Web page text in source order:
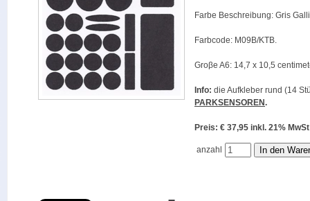
Farbe Beschreibung: Gris
Farbcode: M09B/KTB.
Groβe A6: 14,7 x 10,5
Info: die Aufkleber rund (14
PARKSENSOREN.
Preis: € 37,95 inkl. 21%
anzahl